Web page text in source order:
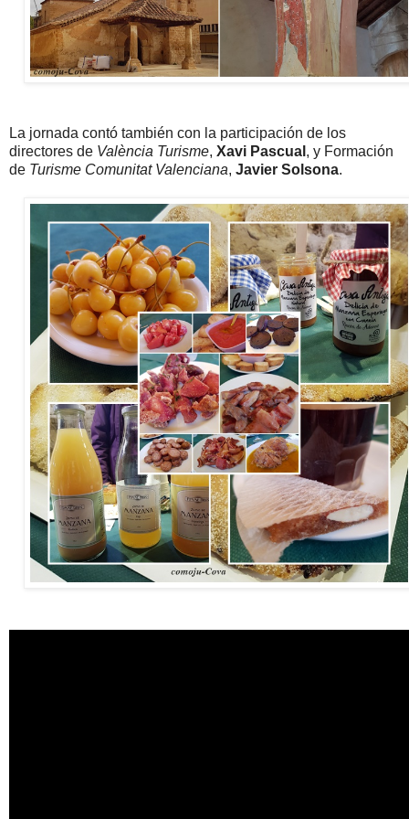
La jornada contó también con la participación de los
directores de València Turisme, Xavi Pascual , y Formación
de Turisme Comunitat Valenciana, Javier Solsona.